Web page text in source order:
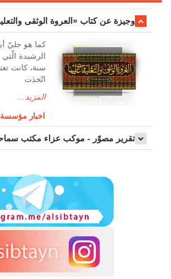
وجیزة عن کتاب «العروة الوثقی
کما هو جليّ
الرشیدة
سنة، كانت
اتّخذت
المزيد...
اخبار